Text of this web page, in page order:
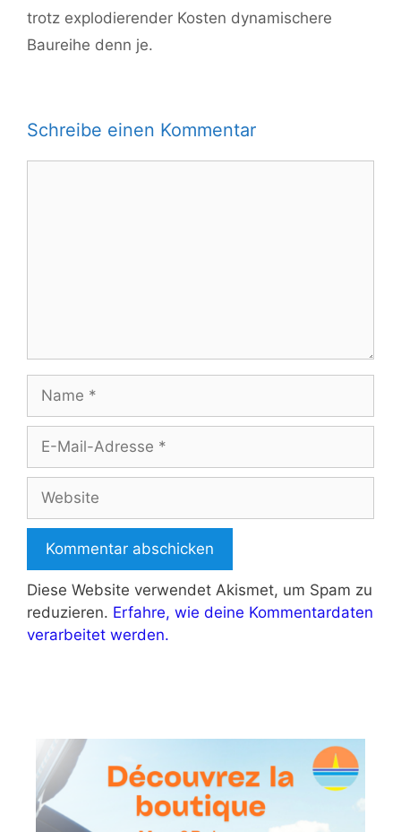
trotz explodierender Kosten dynamischere
Baureihe denn je.
Schreibe einen Kommentar
Mail-
Adresse
Diese Website verwendet Akismet, um Spam zu
reduzieren. Erfahre, wie deine Kommentardaten
verarbeitet werden.